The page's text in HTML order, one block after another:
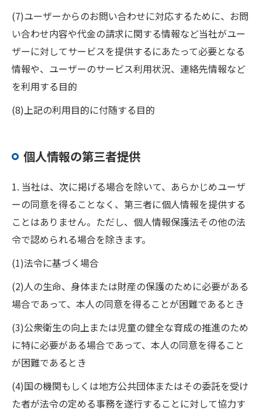
(7)ユーザーからのお問い合わせに対応するために、お問
い合わせ内容や代金の請求に関する情報など当社がユー
ザーに対してサービスを提供するにあたって必要となる
情報や、ユーザーのサービス利用状況、連絡先情報など
を利用する目的
(8)上記の利用目的に付随する目的
個人情報の第三者提供
1. 当社は、次に掲げる場合を除いて、あらかじめユーザ
ーの同意を得ることなく、第三者に個人情報を提供する
ことはありません。ただし、個人情報保護法その他の法
令で認められる場合を除きます。
(1)法令に基づく場合
(2)人の生命、身体または財産の保護のために必要がある
場合であって、本人の同意を得ることが困難であるとき
(3)公衆衛生の向上または児童の健全な育成の推進のため
に特に必要がある場合であって、本人の同意を得ること
が困難であるとき
(4)国の機関もしくは地方公共団体またはその委託を受け
た者が法令の定める事務を遂行することに対して協力す